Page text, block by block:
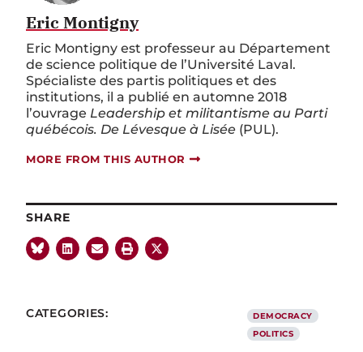
Eric Montigny
Eric Montigny est professeur au Département
de science politique de l’Université Laval.
Spécialiste des partis politiques et des
institutions, il a publié en automne 2018
l’ouvrage Leadership et militantisme au Parti
québécois. De Lévesque à Lisée (PUL).
MORE FROM THIS AUTHOR
SHARE
CATEGORIES:
DEMOCRACY
POLITICS